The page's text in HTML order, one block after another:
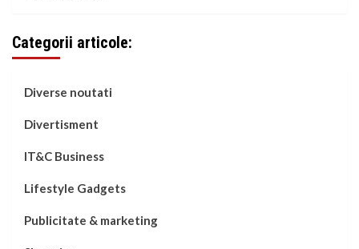
Categorii articole:
Diverse noutati
Divertisment
IT&C Business
Lifestyle Gadgets
Publicitate & marketing